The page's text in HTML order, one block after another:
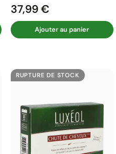
Prix
37,99 €
Ajouter au panier
RUPTURE DE STOCK